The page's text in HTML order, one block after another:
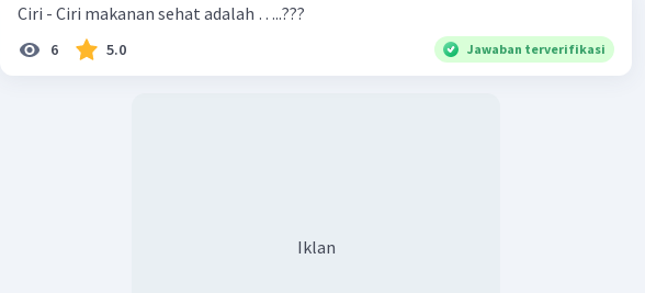
Ciri - Ciri makanan sehat adalah …..???
6 5.0 Jawaban terverifikasi
Iklan